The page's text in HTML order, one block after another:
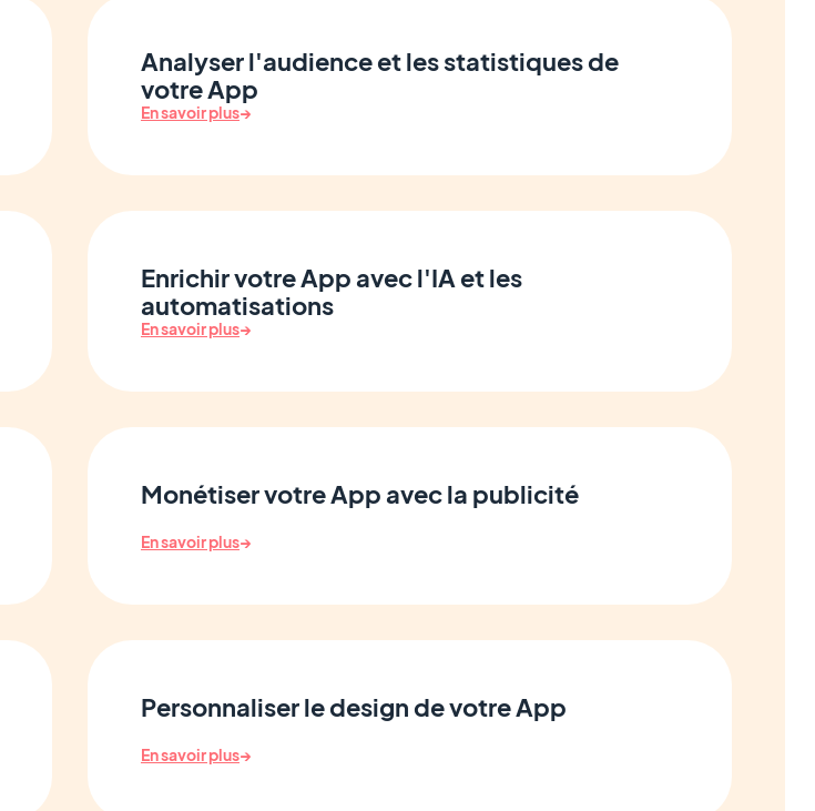
Analyser l'audience et les statistiques de
votre App
En savoir plus→
Enrichir votre App avec l'IA et les
automatisations
En savoir plus→
Monétiser votre App avec la publicité
En savoir plus→
Personnaliser le design de votre App
En savoir plus→